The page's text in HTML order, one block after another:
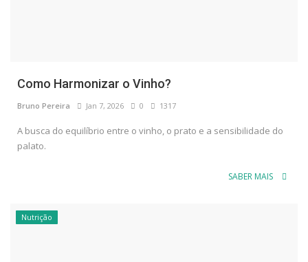
Como Harmonizar o Vinho?
Bruno Pereira Jan 7, 2026 0 1317
A busca do equilíbrio entre o vinho, o prato e a sensibilidade do
palato.
SABER MAIS
Nutrição